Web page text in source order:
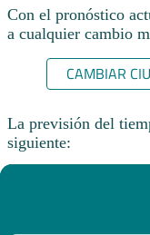
Con el pronóstico
a cualquier cambio
CAMBIAR
La previsión del
siguiente: